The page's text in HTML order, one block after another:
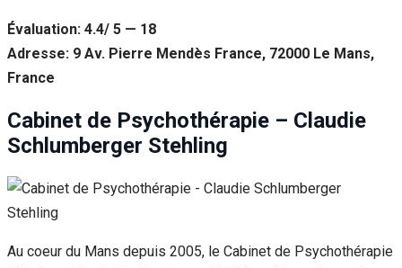
Évaluation: 4.4/ 5 — 18
Adresse: 9 Av. Pierre Mendès France, 72000 Le Mans,
France
Cabinet de Psychothérapie – Claudie
Schlumberger Stehling
Au coeur du Mans depuis 2005, le Cabinet de Psychothérapie